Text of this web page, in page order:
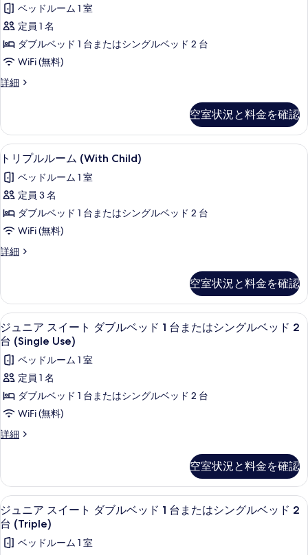
の
す
べ
て
の
を
表
示
す
る
様
利
の
詳
ッ
ク
ス
ン
ル
ル
ー
ム
の
す
べ
て
真
を
表
示
す
る
ベッドルーム 1 室
定員 1 名
ダブルベッド 1 台またはシングルベッド 2 台
WiFi (無料)
詳細
デ
ス
シ
ン
ル
ル
ム
の
細
空室状況と料金を確認
ト
リ
プ
ル
ル
ム
Child)
の
す
べ
て
の
写
真
を
す
る
1 室のベッドルーム、ミニバー、セ
1
トリプルルーム (With Child)
ベッドルーム 1 室
定員 3 名
ダブルベッド 1 台またはシングルベッド 2 台
WiFi (無料)
詳細
ト
ル
ー
ム
(With
Child)
の
詳
空室状況と料金を確認
ジ
ュ
ニ
ア
ス
イ
ー
ブ
ル
ベ
ッ
ジュニア スイート ダブルベッド 1
1
ジュニア スイート ダブルベッド 1 台またはシングルベッド 2
台 (Single Use)
ベッドルーム 1 室
定員 1 名
ダブルベッド 1 台またはシングルベッド 2 台
WiFi (無料)
詳細
ジ
ス
イ
ー
ト
ダ
ブ
空室状況と料金を確認
ジ
ュ
ニ
1 室のベッドルーム、ミニバー、セ
1
ジュニア スイート ダブルベッド 1 台またはシングルベッド 2
台 (Triple)
ベッドルーム 1 室